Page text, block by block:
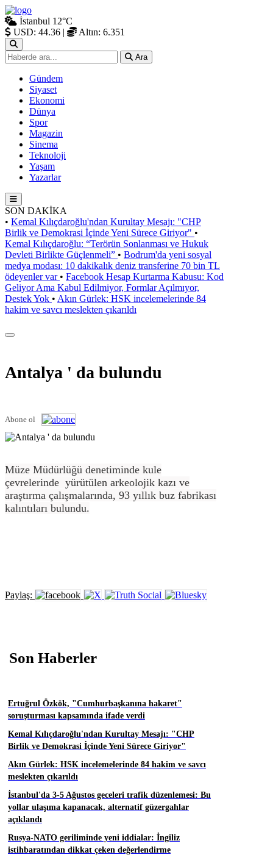
İstanbul 12°C
USD: 44.36 | Altın: 6.351
Ara
Gündem
Siyaset
Ekonomi
Dünya
Spor
Magazin
Sinema
Teknoloji
Yaşam
Yazarlar
SON DAKİKA
• Kemal Kılıçdaroğlu'ndan Kurultay Mesajı: "CHP
Birlik ve Demokrasi İçinde Yeni Sürece Giriyor" •
Kemal Kılıçdaroğlu: “Terörün Sonlanması ve Hukuk
Devleti Birlikte Güçlenmeli” • Bodrum'da yeni sosyal
medya modası: 10 dakikalık deniz transferine 70 bin TL
ödeyenler var • Facebook Hesap Kurtarma Kabusu: Kod
Geliyor Ama Kabul Edilmiyor, Formlar Açılmıyor,
Destek Yok • Akın Gürlek: HSK incelemelerinde 84
hakim ve savcı meslekten çıkarıldı
Antalya ' da bulundu
Abone ol
Müze Müdürlüğü denetiminde kule
çevrelerinde yürütülen arkeolojik kazı ve
araştırma çalışmalarında, 93 yıllık buz fabrikası
kalıntıları bulundu.
Paylaş:
Son Haberler
Ertuğrul Özkök, "Cumhurbaşkanına hakaret"
soruşturması kapsamında ifade verdi
Kemal Kılıçdaroğlu'ndan Kurultay Mesajı: "CHP
Birlik ve Demokrasi İçinde Yeni Sürece Giriyor"
Akın Gürlek: HSK incelemelerinde 84 hakim ve savcı
meslekten çıkarıldı
İstanbul'da 3-5 Ağustos geceleri trafik düzenlemesi: Bu
yollar ulaşıma kapanacak, alternatif güzergahlar
açıklandı
Rusya-NATO geriliminde yeni iddialar: İngiliz
istihbaratından dikkat çeken değerlendirme